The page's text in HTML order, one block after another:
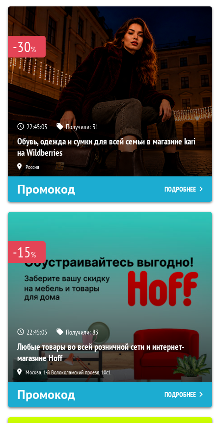
-30%
22:45:04 Получили: 31
Обувь, одежда и сумки для всей семьи в магазине kari
на Wildberries
Россия
Промокод ПОДРОБНЕЕ
-15%
22:45:04 Получили:83
Любые товары во всей розничной сети и интернет-
магазине Hoff
Москва, 1-й Волоколамский проезд, 10с1
Промокод ПОДРОБНЕЕ